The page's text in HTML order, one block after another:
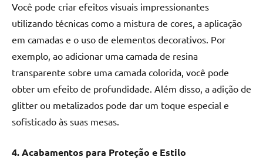
Você pode criar efeitos visuais impressionantes
utilizando técnicas como a mistura de cores, a aplicação
em camadas e o uso de elementos decorativos. Por
exemplo, ao adicionar uma camada de resina
transparente sobre uma camada colorida, você pode
obter um efeito de profundidade. Além disso, a adição de
glitter ou metalizados pode dar um toque especial e
sofisticado às suas mesas.
4. Acabamentos para Proteção e Estilo